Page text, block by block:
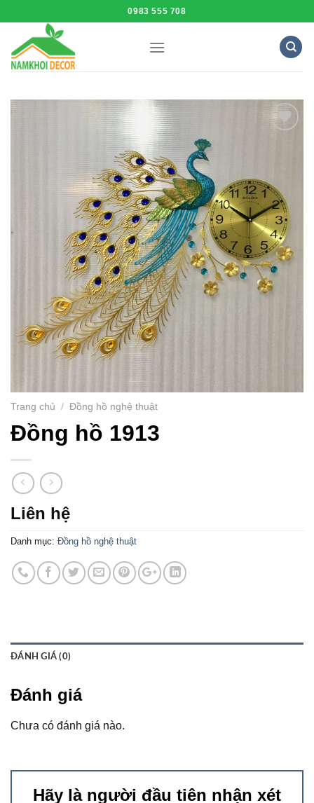
to
content
0983 555 708
Trang chủ / Đồng hồ nghệ thuật
Đồng hồ 1913
Liên hệ
Danh mục: Đồng hồ nghệ thuật
ĐÁNH GIÁ (0)
Đánh giá
Chưa có đánh giá nào.
Hãy là người đầu tiên nhận xét